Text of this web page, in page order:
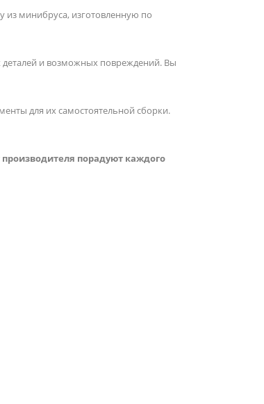
из минибруса, изготовленную по
деталей и возможных повреждений. Вы
для их самостоятельной сборки.
порадуют каждого